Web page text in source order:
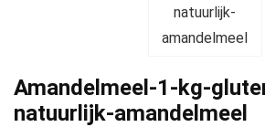
Amandelmeel-1-kg-
natuurlijk-amandelmeel